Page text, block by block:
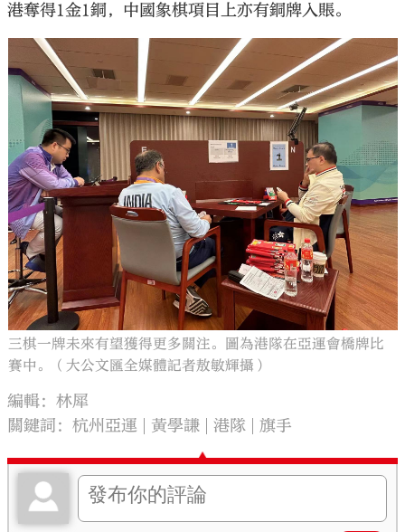
港奪得1金1銅，中國象棋項目上亦有銅牌入賬。
三棋一牌未來有望獲得更多關注。圖為港隊在亞運會橋牌比
賽中。（大公文匯全媒體記者敖敏輝攝）
編輯：林犀
關鍵詞：杭州亞運 黃學謙 港隊 旗手